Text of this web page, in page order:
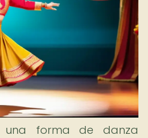
una forma de danza